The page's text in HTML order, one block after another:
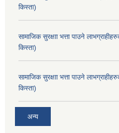
किस्ता)
सामाजिक सुरक्षाा भत्ता पाउने
किस्ता)
सामाजिक सुरक्षाा भत्ता पाउने
किस्ता)
अन्य